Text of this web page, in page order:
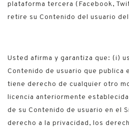
plataforma tercera (Facebook,
retire su Contenido del usuario
Usted afirma y garantiza que: (i)
Contenido de usuario que publica
tiene derecho de cualquier otro
licencia anteriormente
de su Contenido de usuario en el
derecho a la privacidad, los